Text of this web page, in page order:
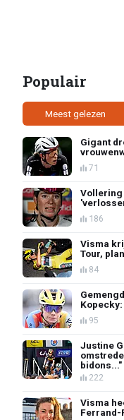
Populair
Meest gelezen
Gigant
71
Vollering
186
Visma
Tour,
84
95
Justine
bidons..."
222
Visma
Ferrand-